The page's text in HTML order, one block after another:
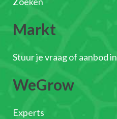
Markt
Stuur je vraag of aanbod in
WeGrow
Experts